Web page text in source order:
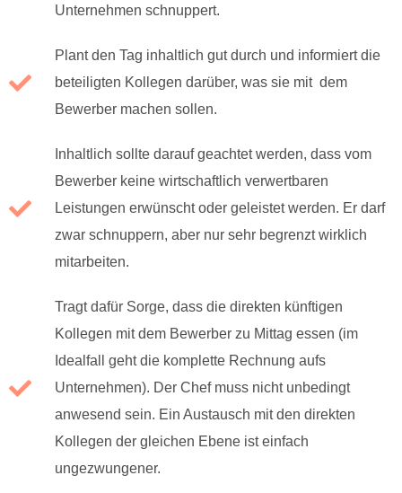
Unternehmen schnuppert.
Plant den Tag inhaltlich gut durch und informiert die
beteiligten Kollegen darüber, was sie mit dem
Bewerber machen sollen.
Inhaltlich sollte darauf geachtet werden, dass vom
Bewerber keine wirtschaftlich verwertbaren
Leistungen erwünscht oder geleistet werden. Er darf
zwar schnuppern, aber nur sehr begrenzt wirklich
mitarbeiten.
Tragt dafür Sorge, dass die direkten künftigen
Kollegen mit dem Bewerber zu Mittag essen (im
Idealfall geht die komplette Rechnung aufs
Unternehmen). Der Chef muss nicht unbedingt
anwesend sein. Ein Austausch mit den direkten
Kollegen der gleichen Ebene ist einfach
ungezwungener.